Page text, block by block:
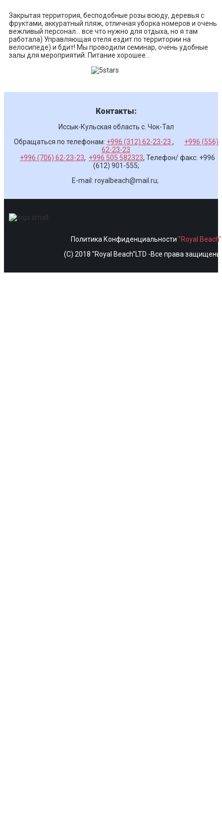
Закрытая территория, бесподобные розы всюду, деревья с
фруктами, аккуратный пляж, отличная уборка номеров и очень
вежливый персонал... все что нужно для отдыха, но я там
работала) Управляющая отеля ездит по территории на
велосипеде) и бдит! Мы проводили семинар, очень удобные
залы для мероприятий. Питание хорошее...
Контакты:
Иссык-Кульская область с. Чок-Тал
Обращаться по телефонам: +996 (312) 62-23-23 , +996 (556)
62-23-23
+996 (706) 62-23-23, +996 505 582323, Телефон/ факс: +996
(612) 901-555;
E-mail: royalbeach@mail.ru;
Политика Конфиденциальности "Royal
(C) 2018 "Royal Beach"LTD -Все права